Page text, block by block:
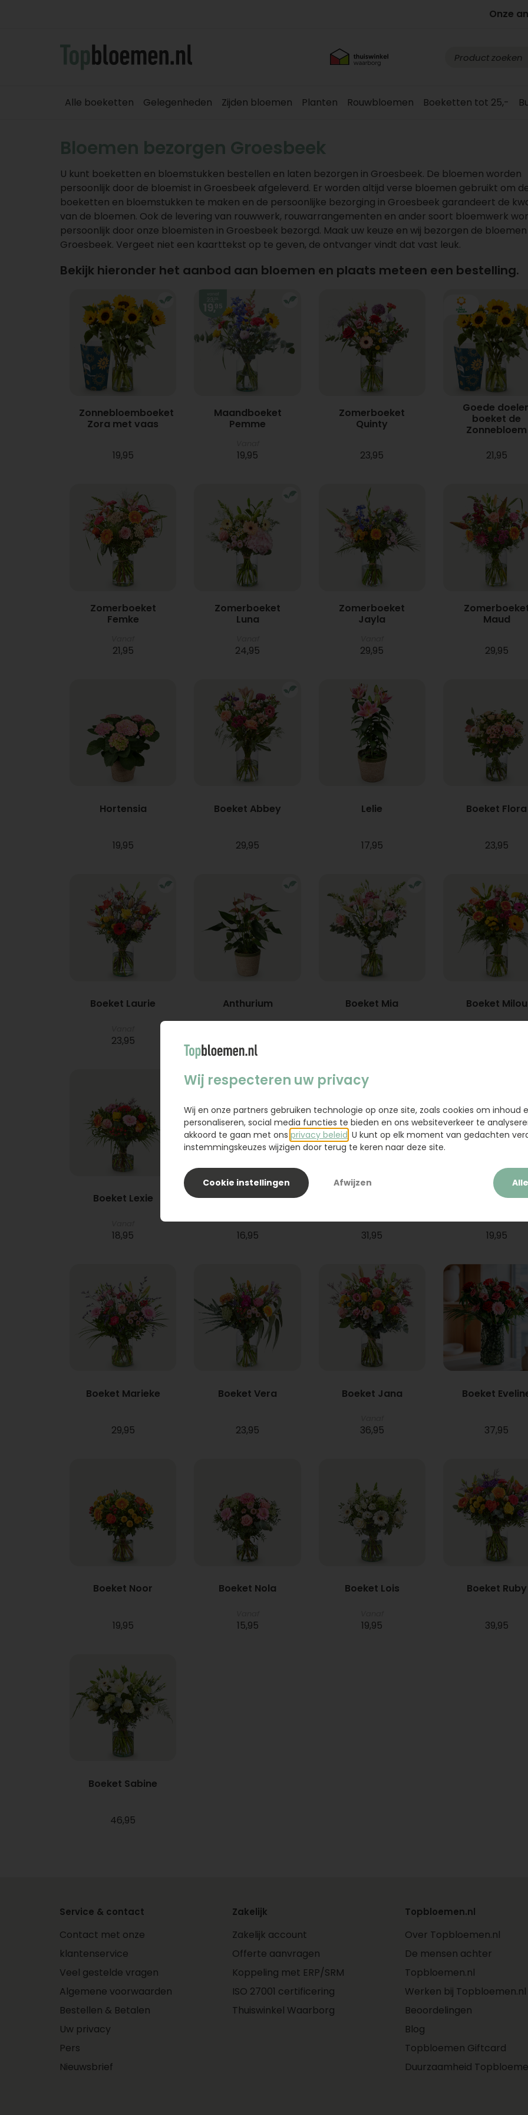
Onze
Alle boeketten Gelegenheden Zijden bloemen Planten Rouwbloemen Boeketten tot 25,-
Bloemen bezorgen Groesbeek
U kunt boeketten en bloemstukken bestellen en laten bezorgen in Groesbeek. De bloemen worden
persoonlijk door de bloemist in Groesbeek afgeleverd. Er worden altijd verse bloemen gebruikt om
boeketten en bloemstukken te maken en de persoonlijke bezorging in Groesbeek garandeert de
van de bloemen. Ook de levering van rouwwerk, rouwarrangementen en ander soort bloemwerk
persoonlijk door onze bloemisten in Groesbeek bezorgd. Maak uw keuze en wij bezorgen de
Groesbeek. Vergeet niet een kaarttekst op te geven, de ontvanger vindt dat vast leuk.
Bekijk hieronder het aanbod aan bloemen en plaats meteen een bestelling.
Zonnebloemboeket
Zora met vaas
19,95
Maandboeket
Pemme
19,95
Zomerboeket
Quinty
23,95
Goede
boeket de
Zonnebloem
21,95
Zomerboeket
Femke
21,95
Zomerboeket
Luna
24,95
Zomerboeket
Jayla
29,95
Maud
29,95
Hortensia
19,95
Boeket Abbey
29,95
Lelie
17,95
Boeket Flora
23,95
Boeket Laurie
23,95
Anthurium Boeket Mia Boeket Milou
Boeket Lexie
18,95
Phlebodium
16,95 31,95
Sanseveria
19,95
Boeket Marieke
29,95
Boeket Vera
23,95
Boeket Jana
36,95
Boeket
37,95
Boeket Noor
19,95
Boeket Nola
15,95
Boeket Lois
19,95
Boeket Ruby
39,95
Boeket Sabine
46,95
Service & contact
Contact met onze
klantenservice
Veel gestelde vragen
Algemene voorwaarden
Bestellen & Betalen
Uw privacy
Pers
Nieuwsbrief
Zakelijk
Zakelijk account
Offerte aanvragen
Koppeling met ERP/SRM
ISO 27001 certificering
Thuiswinkel Waarborg
Topbloemen.nl
Over Topbloemen.nl
De mensen achter
Topbloemen.nl
Werken bij Topbloemen.nl
Beoordelingen
Blog
Topbloemen Giftcard
Duurzaamheid
Wij respecteren uw privacy
Wij en onze partners gebruiken technologie op onze site, zoals cookies om inhoud
personaliseren, social media functies te bieden en ons websiteverkeer te
akkoord te gaan met ons privacy beleid . U kunt op elk moment van gedachten
instemmingskeuzes wijzigen door terug te keren naar deze site.
Cookie instellingen Afwijzen